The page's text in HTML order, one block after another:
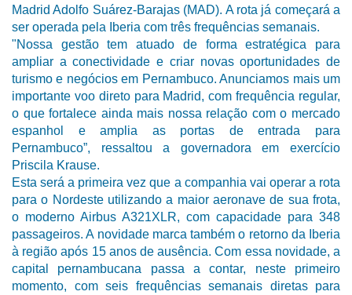
Madrid Adolfo Suárez-Barajas (MAD). A rota já começará a
ser operada pela Iberia com três frequências semanais.
"Nossa gestão tem atuado de forma estratégica para
ampliar a conectividade e criar novas oportunidades de
turismo e negócios em Pernambuco. Anunciamos mais um
importante voo direto para Madrid, com frequência regular,
o que fortalece ainda mais nossa relação com o mercado
espanhol e amplia as portas de entrada para
Pernambuco”, ressaltou a governadora em exercício
Priscila Krause.
Esta será a primeira vez que a companhia vai operar a rota
para o Nordeste utilizando a maior aeronave de sua frota,
o moderno Airbus A321XLR, com capacidade para 348
passageiros. A novidade marca também o retorno da Iberia
à região após 15 anos de ausência. Com essa novidade, a
capital pernambucana passa a contar, neste primeiro
momento, com seis frequências semanais diretas para